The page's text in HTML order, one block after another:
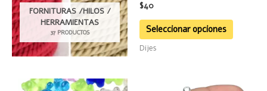
FORNITURAS /HILOS /
HERRAMIENTAS
37 PRODUCTOS
$40
Seleccionar opciones
página
Dijes
Este
Este